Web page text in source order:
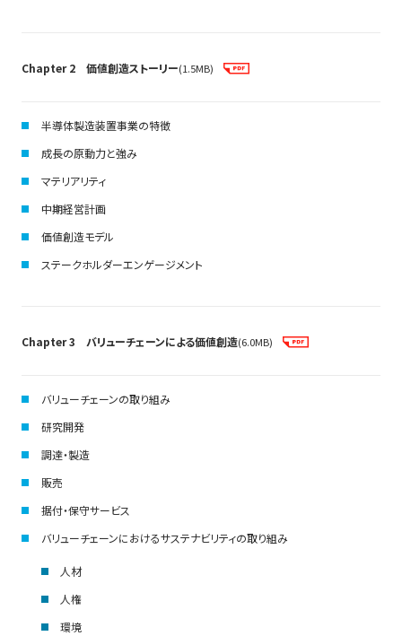
Chapter 2 価値創造ストーリー(1.5MB)
半導体製造装置事業の特徴
成長の原動力と強み
マテリアリティ
中期経営計画
価値創造モデル
ステークホルダーエンゲージメント
Chapter 3 バリューチェーンによる価値創造(6.0MB)
バリューチェーンの取り組み
研究開発
調達・製造
販売
据付・保守サービス
バリューチェーンにおけるサステナビリティの取り組み
人材
人権
環境